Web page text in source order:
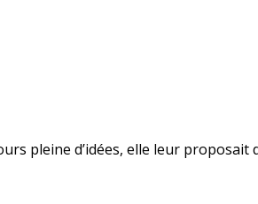
pleine d’idées, elle leur